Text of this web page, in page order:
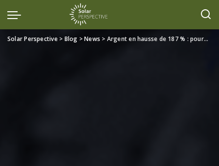
Solar Perspective> Blog >News > Argent en hausse de 187 % : pourquoi les fabricants solaires accélèrent la transition vers le cuivre